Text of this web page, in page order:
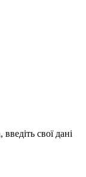
свої дані